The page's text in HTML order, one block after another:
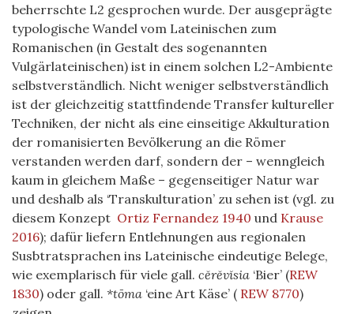
beherrschte L2 gesprochen wurde. Der ausgeprägte
typologische Wandel vom Lateinischen zum
Romanischen (in Gestalt des sogenannten
Vulgärlateinischen) ist in einem solchen L2-Ambiente
selbstverständlich. Nicht weniger selbstverständlich
ist der gleichzeitig stattfindende Transfer kultureller
Techniken, der nicht als eine einseitige Akkulturation
der romanisierten Bevölkerung an die Römer
verstanden werden darf, sondern der – wenngleich
kaum in gleichem Maße – gegenseitiger Natur war
und deshalb als ‘Transkulturation’ zu sehen ist (vgl. zu
diesem Konzept Ortiz Fernandez 1940 und Krause
2016); dafür liefern Entlehnungen aus regionalen
Susbtratsprachen ins Lateinische eindeutige Belege,
wie exemplarisch für viele gall. cĕrĕvĭsia ‘Bier’ (REW
1830) oder gall. *tōma ‘eine Art Käse’ ( REW 8770)